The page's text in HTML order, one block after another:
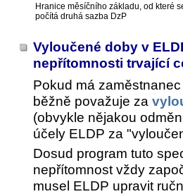
Hranice měsíčního základu, od které
počítá druhá sazba DzP
Vyloučené doby v
nepřítomnosti trvající
Pokud má
běžně považuje za
(obvykle nějakou
účely ELDP za
Dosud program tuto
nepřítomnost vždy
musel ELDP upravit